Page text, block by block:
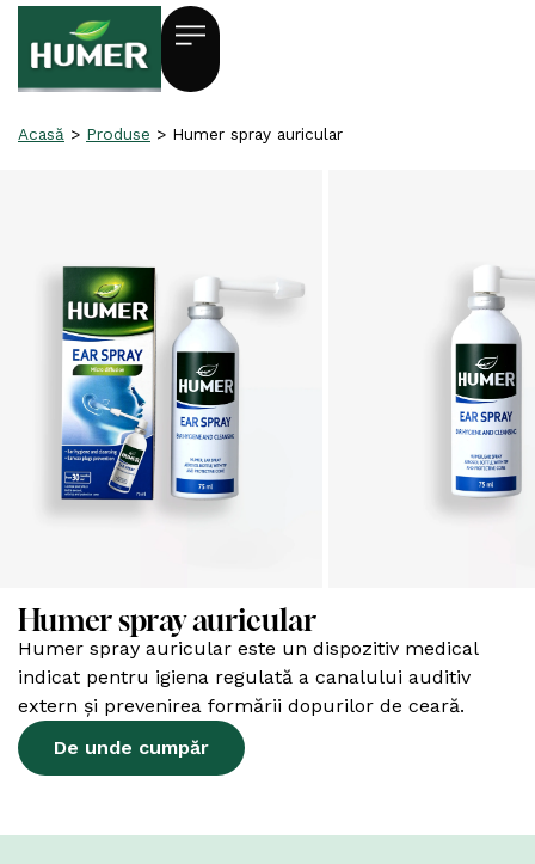
Acasă > Produse > Humer spray auricular
Humer spray auricular
Humer spray auricular este un dispozitiv medical
indicat pentru igiena regulată a canalului auditiv
extern și prevenirea formării dopurilor de ceară.
De unde cumpăr